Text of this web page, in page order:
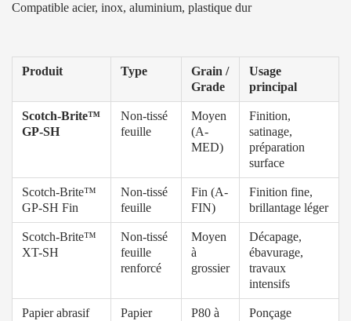
Compatible acier, inox, aluminium, plastique dur
Produit Type
Grain /
Grade
Usage
principal
Scotch-Brite™
GP-SH
Non-tissé
feuille
Moyen
(A-
MED)
Finition,
satinage,
préparation
surface
Scotch-Brite™
GP-SH Fin
Non-tissé
feuille
Fin (A-
FIN)
Finition fine,
brillantage léger
Scotch-Brite™
XT-SH
Non-tissé
feuille
renforcé
Moyen
à
grossier
Décapage,
ébavurage,
travaux
intensifs
Papier abrasif
Papier
P80 à
Ponçage